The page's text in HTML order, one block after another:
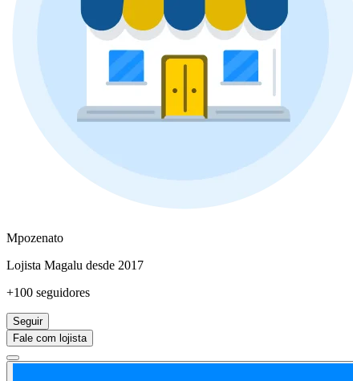
Mpozenato
Lojista Magalu desde 2017
+100 seguidores
Seguir
Fale com lojista